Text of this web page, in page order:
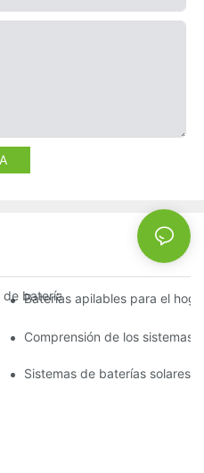
NEWS
baterías comerciales:
Baterías apilables para el
contenedores: un punto de
Comprensión de los sistemas
15 kW: Cómo impulsar su
Sistemas de baterías solares